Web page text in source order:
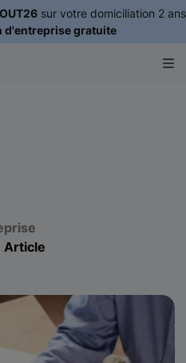
sur votre domiciliation 2 ans
d'entreprise gratuite
Article